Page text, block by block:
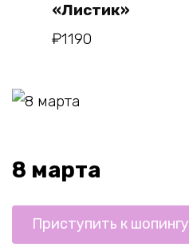
«Листик»
₽1190
8 марта
Приступить к шопингу